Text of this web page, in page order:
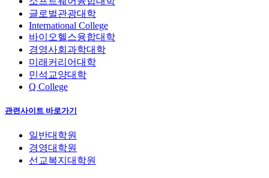
글로벌관광대학
International College
바이오헬스융합대학
경영사회과학대학
미래커리어대학
민석교양대학
Q College
관련사이트 바로가기
일반대학원
경영대학원
선교복지대학원